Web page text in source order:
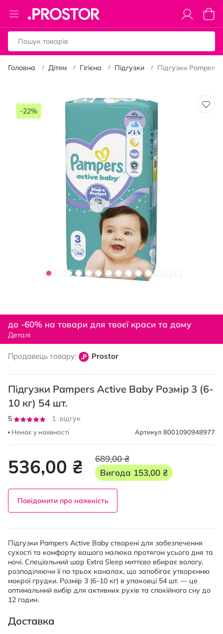
Toggle
Nav
Кошик
Головна Дітям Гігієна Підгузки Підгузки Pampers
кінця
-22%
початку
галереї
до -60% на товари для твоєї краси та дому
Деталі
Продавець товару: Prostor
Підгузки Pampers Active Baby Розмір 3 (6-
10 кг) 54 шт.
Рейтинг:
5
1 відгук
Немає у наявності Артикул 8001090948977
536,00 ₴
689,00 ₴
Вигода 153,00 ₴
Повідомити про наявність
Підгузки Pampers Active Baby створені для забезпечення
сухості та комфорту вашого малюка протягом усього дня та
ночі. Спеціальний шар Extra Sleep миттєво вбирає вологу,
розподіляючи її по трьох каналах, що запобігає утворенню
мокрої грудки. Розмір 3 (6–10 кг) в упаковці 54 шт. — це
оптимальний вибір для активних рухів та спокійного сну до
12 годин.
Доставка